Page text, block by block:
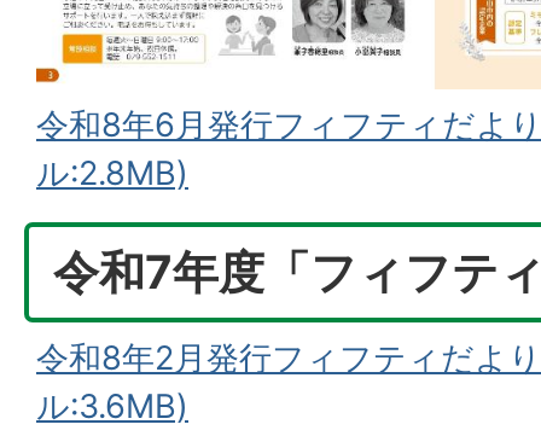
令和8年6月発行フィフティだよ
ル:2.8MB)
令和7年度「フィフテ
令和8年2月発行フィフティだよ
ル:3.6MB)